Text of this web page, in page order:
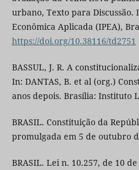
urbano, Texto para Discussão.
Econômica Aplicada (IPEA),
https://doi.org/10.38116/td2751
BASSUL, J. R. A
In: DANTAS, B. et al (org.)
anos depois. Brasília: Instituto
BRASIL. Constituição da
promulgada em 5 de outubro
BRASIL. Lei n. 10.257, de 10